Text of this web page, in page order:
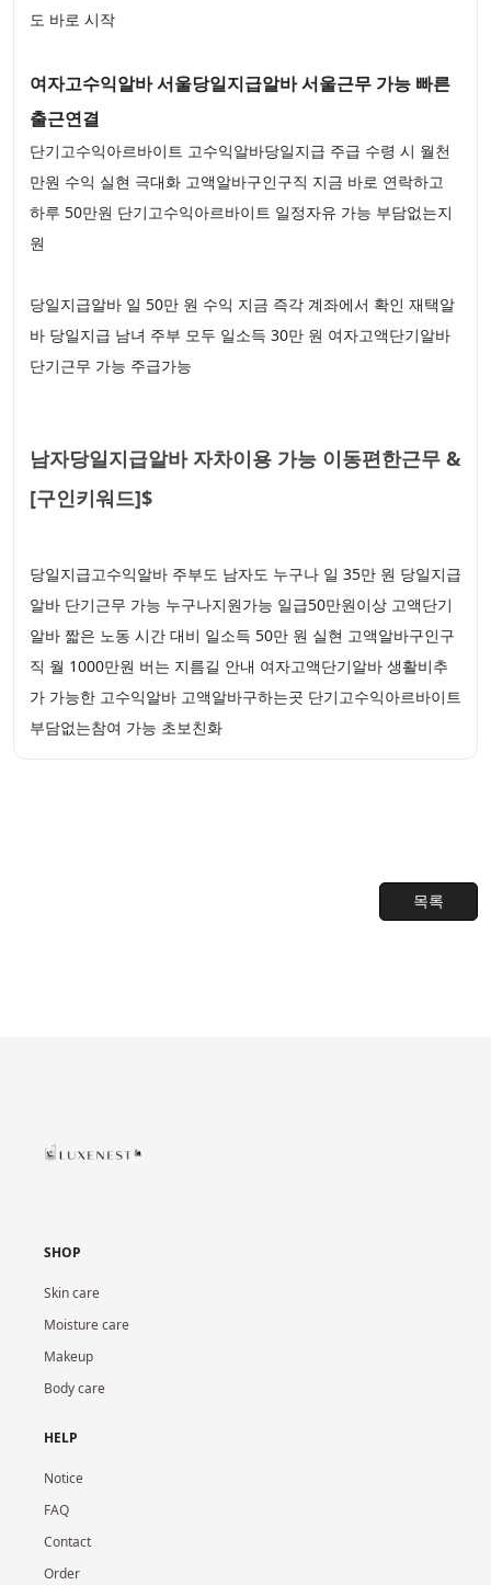
도 바로 시작
여자고수익알바 서울당일지급알바 서울근무 가능 빠른
출근연결
단기고수익아르바이트 고수익알바당일지급 주급 수령 시 월천
만원 수익 실현 극대화 고액알바구인구직 지금 바로 연락하고
하루 50만원 단기고수익아르바이트 일정자유 가능 부담없는지
원
당일지급알바 일 50만 원 수익 지금 즉각 계좌에서 확인 재택알
바 당일지급 남녀 주부 모두 일소득 30만 원 여자고액단기알바
단기근무 가능 주급가능
남자당일지급알바 자차이용 가능 이동편한근무 &
[구인키워드]$
당일지급고수익알바 주부도 남자도 누구나 일 35만 원 당일지급
알바 단기근무 가능 누구나지원가능 일급50만원이상 고액단기
알바 짧은 노동 시간 대비 일소득 50만 원 실현 고액알바구인구
직 월 1000만원 버는 지름길 안내 여자고액단기알바 생활비추
가 가능한 고수익알바 고액알바구하는곳 단기고수익아르바이트
부담없는참여 가능 초보친화
목록
SHOP
Skin care
Moisture care
Makeup
Body care
HELP
Notice
FAQ
Contact
Order